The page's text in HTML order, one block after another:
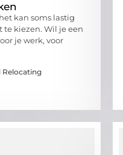
kan soms lastig
kiezen. Wil je een
je werk, voor
Relocating